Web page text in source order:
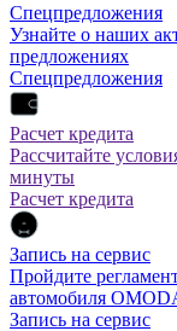
Спецпредложения
Узнайте о наших
предложениях
Спецпредложения
Расчет кредита
Рассчитайте
минуты
Расчет кредита
Запись на сервис
Пройдите
автомобиля
Запись на сервис